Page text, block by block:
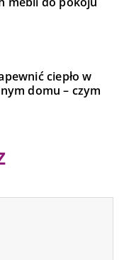
ciepło w
domu – czym